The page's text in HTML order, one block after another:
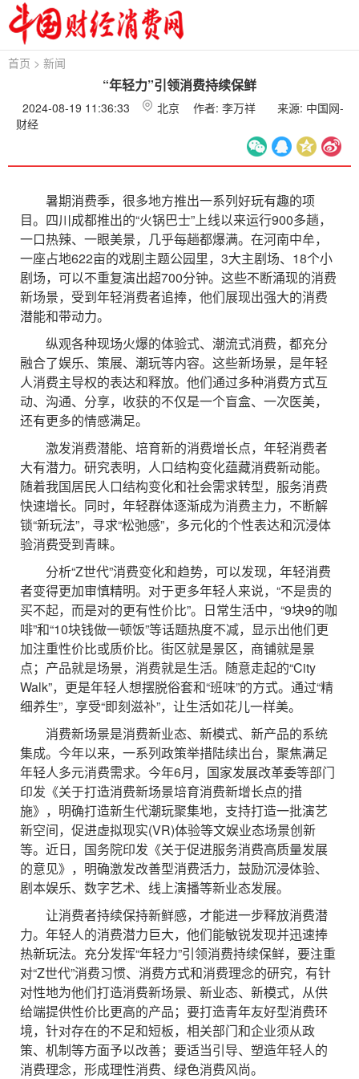
首页 > 新闻
“年轻力”引领消费持续保鲜
2024-08-19 11:36:33 北京 作者: 李万祥
来源: 中国网-
财经
暑期消费季，很多地方推出一系列好玩有趣的项
目。四川成都推出的“火锅巴士”上线以来运行900多趟，
一口热辣、一眼美景，几乎每趟都爆满。在河南中牟，
一座占地622亩的戏剧主题公园里，3大主剧场、18个小
剧场，可以不重复演出超700分钟。这些不断涌现的消费
新场景，受到年轻消费者追捧，他们展现出强大的消费
潜能和带动力。
纵观各种现场火爆的体验式、潮流式消费，都充分
融合了娱乐、策展、潮玩等内容。这些新场景，是年轻
人消费主导权的表达和释放。他们通过多种消费方式互
动、沟通、分享，收获的不仅是一个盲盒、一次医美，
还有更多的情感满足。
激发消费潜能、培育新的消费增长点，年轻消费者
大有潜力。研究表明，人口结构变化蕴藏消费新动能。
随着我国居民人口结构变化和社会需求转型，服务消费
快速增长。同时，年轻群体逐渐成为消费主力，不断解
锁“新玩法”，寻求“松弛感”，多元化的个性表达和沉浸体
验消费受到青睐。
分析“Z世代”消费变化和趋势，可以发现，年轻消费
者变得更加审慎精明。对于更多年轻人来说，“不是贵的
买不起，而是对的更有性价比”。日常生活中，“9块9的咖
啡”和“10块钱做一顿饭”等话题热度不减，显示出他们更
加注重性价比或质价比。街区就是景区，商铺就是景
点；产品就是场景，消费就是生活。随意走起的“City
Walk”，更是年轻人想摆脱俗套和“班味”的方式。通过“精
细养生”，享受“即刻滋补”，让生活如花儿一样美。
消费新场景是消费新业态、新模式、新产品的系统
集成。今年以来，一系列政策举措陆续出台，聚焦满足
年轻人多元消费需求。今年6月，国家发展改革委等部门
印发《关于打造消费新场景培育消费新增长点的措
施》，明确打造新生代潮玩聚集地，支持打造一批演艺
新空间，促进虚拟现实(VR)体验等文娱业态场景创新
等。近日，国务院印发《关于促进服务消费高质量发展
的意见》，明确激发改善型消费活力，鼓励沉浸体验、
剧本娱乐、数字艺术、线上演播等新业态发展。
让消费者持续保持新鲜感，才能进一步释放消费潜
力。年轻人的消费潜力巨大，他们能敏锐发现并迅速捧
热新玩法。充分发挥“年轻力”引领消费持续保鲜，要注重
对“Z世代”消费习惯、消费方式和消费理念的研究，有针
对性地为他们打造消费新场景、新业态、新模式，从供
给端提供性价比更高的产品；要打造青年友好型消费环
境，针对存在的不足和短板，相关部门和企业须从政
策、机制等方面予以改善；要适当引导、塑造年轻人的
消费理念，形成理性消费、绿色消费风尚。